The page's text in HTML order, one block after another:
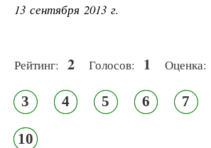
13 сентября 2013 г.
Рейтинг: 2 Голосов: 1 Оценка:
3 4 5 6 7
10